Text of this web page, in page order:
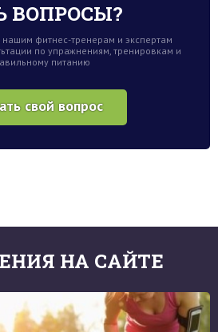
ВОПРОСЫ?
фитнес-тренерам и экспертам
по упражнениям, тренировкам и
питанию
свой вопрос
НА САЙТЕ